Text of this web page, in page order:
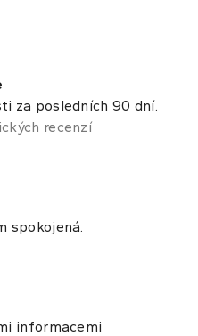
za posledních 90 dní.
recenzí
spokojená.
informacemi